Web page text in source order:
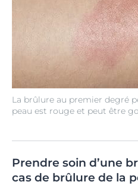
La brûlure au premier degré
peau est rouge et peut être
Prendre soin d’une
cas de brûlure de la